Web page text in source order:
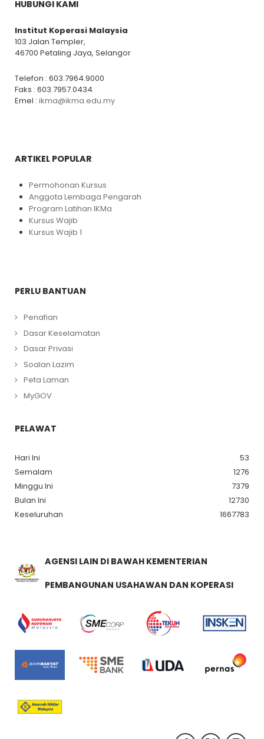
HUBUNGI KAMI
Institut Koperasi Malaysia
103 Jalan Templer,
46700 Petaling Jaya, Selangor
Telefon : 603.7964.9000
Faks : 603.7957.0434
Emel : ikma@ikma.edu.my
ARTIKEL POPULAR
Permohonan Kursus
Anggota Lembaga Pengarah
Program Latihan IKMa
Kursus Wajib
Kursus Wajib 1
PERLU BANTUAN
Penafian
Dasar Keselamatan
Dasar Privasi
Soalan Lazim
Peta Laman
MyGOV
PELAWAT
Hari Ini
53
Semalam
1276
Minggu Ini
7379
Bulan Ini
12730
Keseluruhan
1667783
AGENSI LAIN DI BAWAH KEMENTERIAN
PEMBANGUNAN USAHAWAN DAN KOPERASI